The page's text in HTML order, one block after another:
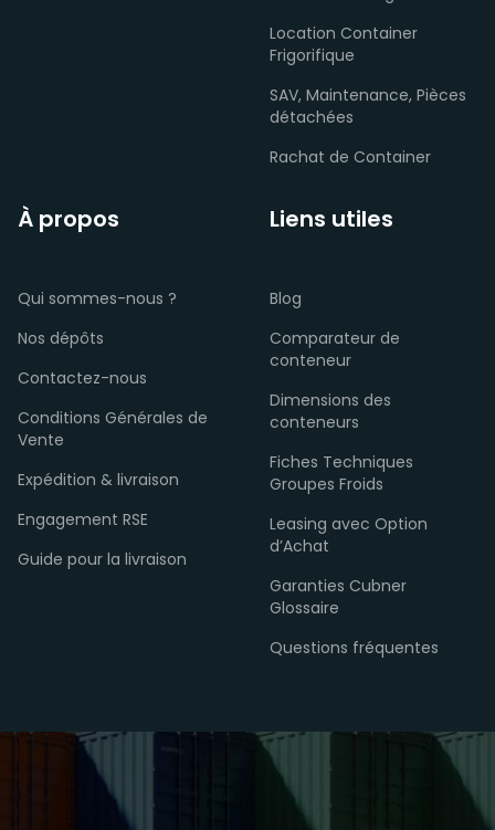
Location Container
Frigorifique
SAV, Maintenance, Pièces
détachées
Rachat de Container
À propos
Qui sommes-nous ?
Nos dépôts
Contactez-nous
Conditions Générales de
Vente
Expédition & livraison
Engagement RSE
Guide pour la livraison
Liens utiles
Blog
Comparateur de
conteneur
Dimensions des
conteneurs
Fiches Techniques
Groupes Froids
Leasing avec Option
d’Achat
Garanties Cubner
Glossaire
Questions fréquentes